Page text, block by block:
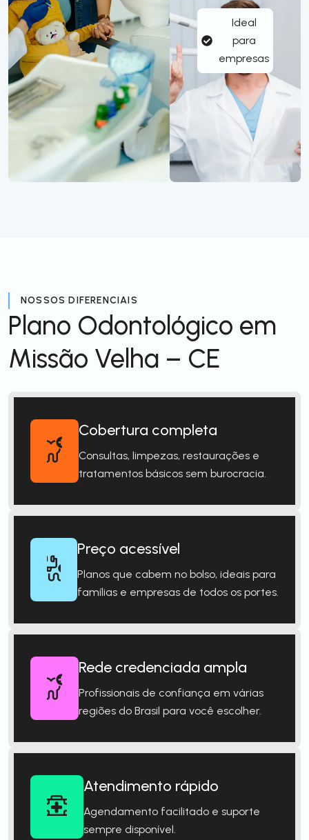
Ideal
para
empresas
NOSSOS DIFERENCIAIS
Plano Odontológico em
Missão Velha – CE
Cobertura completa
Consultas, limpezas, restaurações e
tratamentos básicos sem burocracia.
Preço acessível
Planos que cabem no bolso, ideais para
famílias e empresas de todos os portes.
Rede credenciada ampla
Profissionais de confiança em várias
regiões do Brasil para você escolher.
Atendimento rápido
Agendamento facilitado e suporte
sempre disponível.